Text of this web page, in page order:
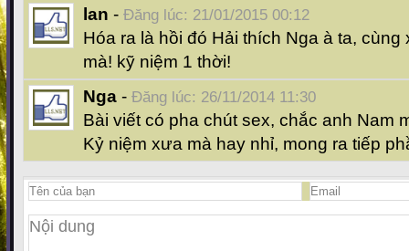
lan - Đăng lúc: 21/01/2015 00:12
Hóa ra là hồi đó Hải thích Nga à ta,
mà! kỹ niệm 1 thời!
Nga - Đăng lúc: 26/11/2014 11:30
Bài viết có pha chút sex, chắc anh Nam
Kỷ niệm xưa mà hay nhỉ, mong ra tiếp